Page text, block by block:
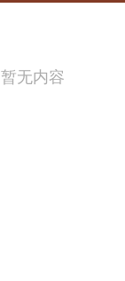
暂无内容